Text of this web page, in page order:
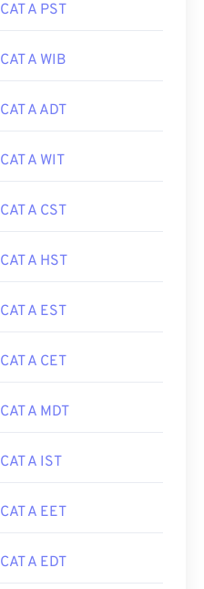
CAT A PST
CAT A WIB
CAT A ADT
CAT A WIT
CAT A CST
CAT A HST
CAT A EST
CAT A CET
CAT A MDT
CAT A IST
CAT A EET
CAT A EDT